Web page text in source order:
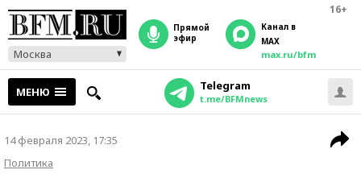
16+
Москва
прямой
эфир
Канал в
MAX
max.ru/bfm
МЕНЮ Telegram
t.me/BFMnews
14 февраля 2023, 17:35
Политика